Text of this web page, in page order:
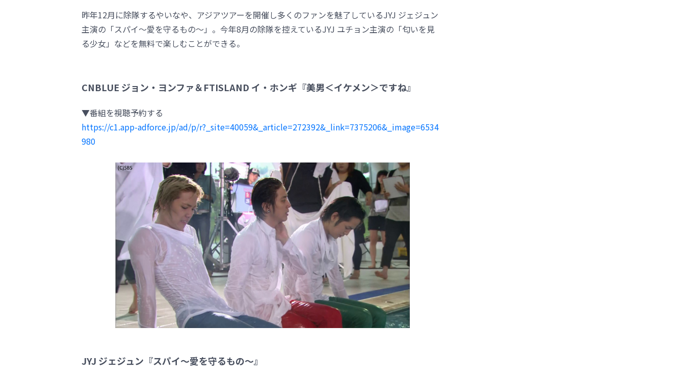
昨年12月に除隊するやいなや、アジアツアーを開催し多くのファンを魅了しているJYJ ジェジュン
主演の「スパイ～愛を守るもの～」。今年8月の除隊を控えているJYJ ユチョン主演の「匂いを見
る少女」などを無料で楽しむことができる。
CNBLUE ジョン・ヨンファ＆FTISLAND イ・ホンギ『美男＜イケメン＞ですね』
▼番組を視聴予約する
https://c1.app-adforce.jp/ad/p/r?_site=40059&_article=272392&_link=7375206&_image=6534
980
JYJ ジェジュン『スパイ～愛を守るもの～』